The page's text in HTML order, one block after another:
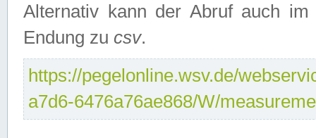
Alternativ kann der Abruf auch
Endung zu csv.
https://pegelonline.wsv.de/
a7d6-6476a76ae868/W/